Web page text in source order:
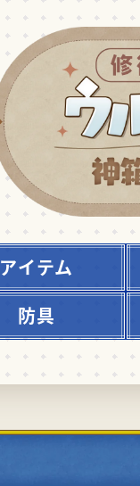
アイテム
防具